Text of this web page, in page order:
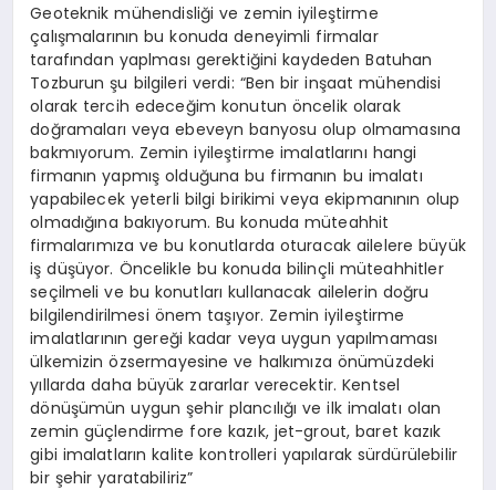
Geoteknik mühendisliği ve zemin iyileştirme
çalışmalarının bu konuda deneyimli firmalar
tarafından yaplması gerektiğini kaydeden Batuhan
Tozburun şu bilgileri verdi: “Ben bir inşaat mühendisi
olarak tercih edeceğim konutun öncelik olarak
doğramaları veya ebeveyn banyosu olup olmamasına
bakmıyorum. Zemin iyileştirme imalatlarını hangi
firmanın yapmış olduğuna bu firmanın bu imalatı
yapabilecek yeterli bilgi birikimi veya ekipmanının olup
olmadığına bakıyorum. Bu konuda müteahhit
firmalarımıza ve bu konutlarda oturacak ailelere büyük
iş düşüyor. Öncelikle bu konuda bilinçli müteahhitler
seçilmeli ve bu konutları kullanacak ailelerin doğru
bilgilendirilmesi önem taşıyor. Zemin iyileştirme
imalatlarının gereği kadar veya uygun yapılmaması
ülkemizin özsermayesine ve halkımıza önümüzdeki
yıllarda daha büyük zararlar verecektir. Kentsel
dönüşümün uygun şehir plancılığı ve ilk imalatı olan
zemin güçlendirme fore kazık, jet-grout, baret kazık
gibi imalatların kalite kontrolleri yapılarak sürdürülebilir
bir şehir yaratabiliriz”